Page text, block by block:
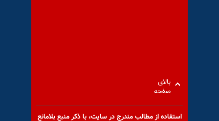
کانونهای شورشی را در مدارس و
بالای
صفحه
استفاده از مطالب مندرج در سايت، با ذكر منبع بلامانع